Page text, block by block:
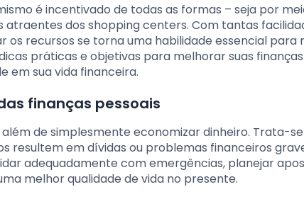
é incentivado de todas as formas – seja por
atraentes dos shopping centers. Com tantas
recursos se torna uma habilidade essencial para
práticas e objetivas para melhorar suas
em sua vida financeira.
finanças pessoais
de simplesmente economizar dinheiro. Trata-
resultem em dívidas ou problemas financeiros
adequadamente com emergências, planejar
melhor qualidade de vida no presente.